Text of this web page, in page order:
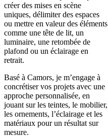
créer des mises en scène
uniques, délimiter des espaces
ou mettre en valeur des éléments
comme une tête de lit, un
luminaire, une retombée de
plafond ou un éclairage en
retrait.
Basé à Camors, je m’engage à
concrétiser vos projets avec une
approche personnalisée, en
jouant sur les teintes, le mobilier,
les ornements, l’éclairage et les
matériaux pour un résultat sur
mesure.